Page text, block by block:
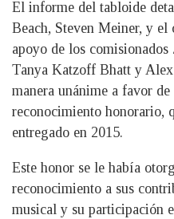
El informe del tabloide
Beach, Steven Meiner, y
apoyo de los
Tanya Katzoff Bhatt y
manera unánime a favor
reconocimiento honorario,
entregado en 2015.
Este honor se le había
reconocimiento a sus
musical y su participación